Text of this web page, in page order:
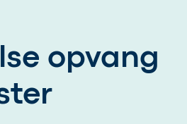
opvang